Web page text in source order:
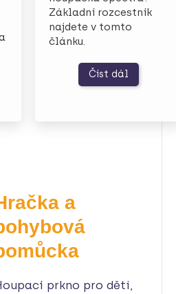
Základní rozcestník
najdete v tomto
článku.
Číst dál
a
prkno pro děti,